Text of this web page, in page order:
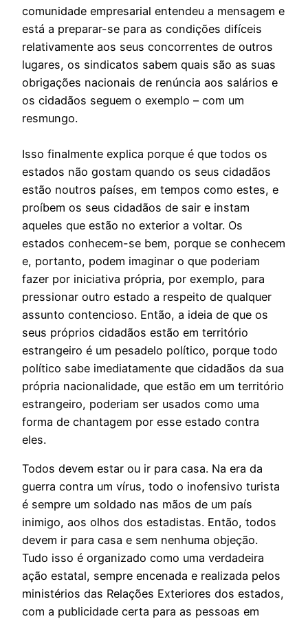
comunidade empresarial entendeu a mensagem e
está a preparar-se para as condições difíceis
relativamente aos seus concorrentes de outros
lugares, os sindicatos sabem quais são as suas
obrigações nacionais de renúncia aos salários e
os cidadãos seguem o exemplo – com um
resmungo.
Isso finalmente explica porque é que todos os
estados não gostam quando os seus cidadãos
estão noutros países, em tempos como estes, e
proíbem os seus cidadãos de sair e instam
aqueles que estão no exterior a voltar. Os
estados conhecem-se bem, porque se conhecem
e, portanto, podem imaginar o que poderiam
fazer por iniciativa própria, por exemplo, para
pressionar outro estado a respeito de qualquer
assunto contencioso. Então, a ideia de que os
seus próprios cidadãos estão em território
estrangeiro é um pesadelo político, porque todo
político sabe imediatamente que cidadãos da sua
própria nacionalidade, que estão em um território
estrangeiro, poderiam ser usados como uma
forma de chantagem por esse estado contra
eles.
Todos devem estar ou ir para casa. Na era da
guerra contra um vírus, todo o inofensivo turista
é sempre um soldado nas mãos de um país
inimigo, aos olhos dos estadistas. Então, todos
devem ir para casa e sem nenhuma objeção.
Tudo isso é organizado como uma verdadeira
ação estatal, sempre encenada e realizada pelos
ministérios das Relações Exteriores dos estados,
com a publicidade certa para as pessoas em